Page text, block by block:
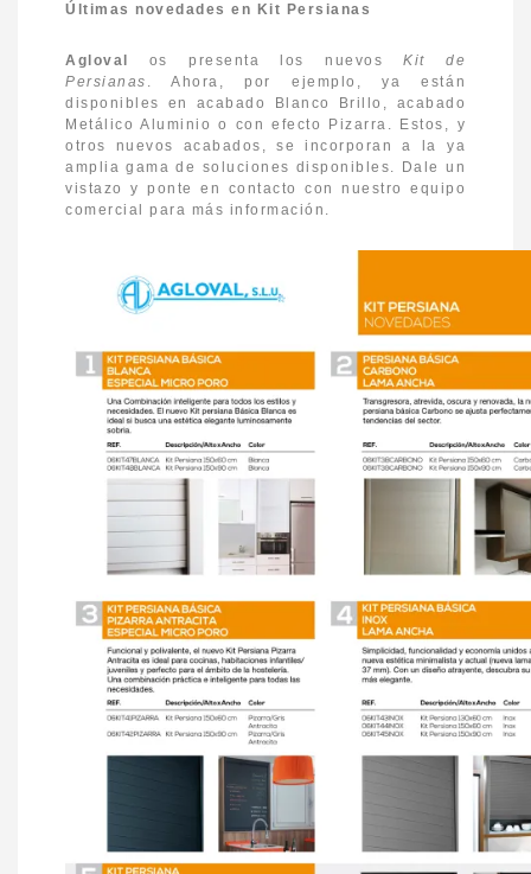
Últimas novedades en Kit Persianas
Agloval os presenta los nuevosKit de
Persianas . Ahora, por ejemplo, ya están
disponibles en acabado Blanco Brillo, acabado
Metálico Aluminio o con efecto Pizarra. Estos, y
otros nuevos acabados, se incorporan a la ya
amplia gama de soluciones disponibles. Dale un
vistazo y ponte en contacto con nuestro equipo
comercial para más información.